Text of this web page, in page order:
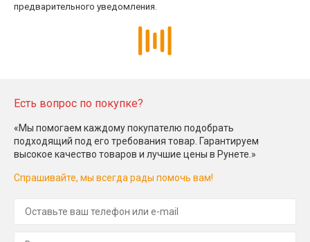
предварительного уведомления.
Есть вопрос по покупке?
«Мы помогаем каждому покупателю подобрать
подходящий под его требования товар. Гарантируем
высокое качество товаров и лучшие цены в Рунете.»
Спрашивайте, мы всегда рады помочь вам!